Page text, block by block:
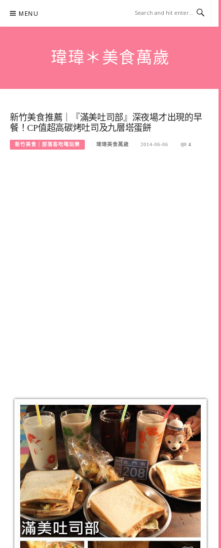
content
MENU
瑋瑋＊美食萬歲
新竹美食推薦｜『滿美吐司部』深夜場才出現的早
餐！CP值超高碳烤吐司及九層塔蛋餅
新竹美食｜部落客吃喝玩樂 瑋瑋美食萬歲 2014-06-06 4